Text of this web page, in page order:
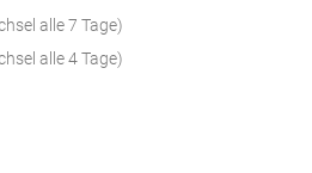
alle 7 Tage)
alle 4 Tage)